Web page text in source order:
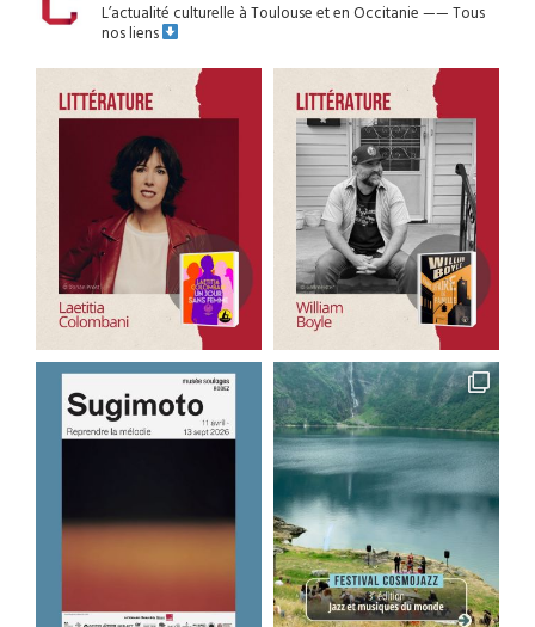
L’actualité culturelle à Toulouse et en Occitanie——Tous
nos liens